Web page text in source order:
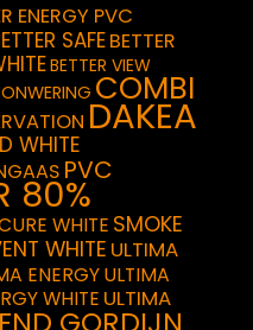
ENERGY PVC
SAFEBETTER
BETTER VIEW
COMBI
DAKEA
WHITE
PVC
80%
WHITE SMOKE
WHITE ULTIMA
ENERGYULTIMA
WHITE ULTIMA